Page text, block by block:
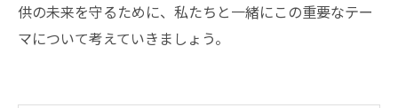
供の未来を守るために、私たちと一緒にこの重要なテー
マについて考えていきましょう。